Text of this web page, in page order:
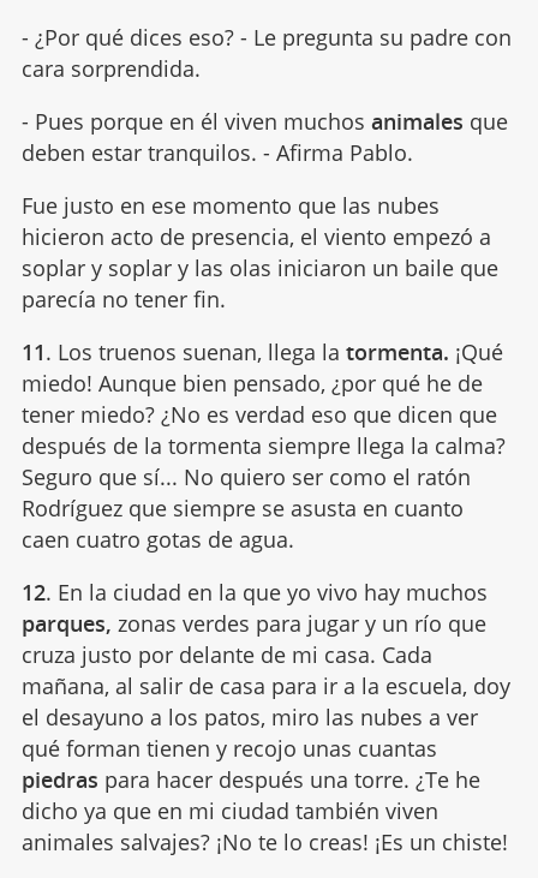
- ¿Por qué dices eso? - Le pregunta su padre con
cara sorprendida.
- Pues porque en él viven muchos animales que
deben estar tranquilos. - Afirma Pablo.
Fue justo en ese momento que las nubes
hicieron acto de presencia, el viento empezó a
soplar y soplar y las olas iniciaron un baile que
parecía no tener fin.
11. Los truenos suenan, llega la tormenta. ¡Qué
miedo! Aunque bien pensado, ¿por qué he de
tener miedo? ¿No es verdad eso que dicen que
después de la tormenta siempre llega la calma?
Seguro que sí... No quiero ser como el ratón
Rodríguez que siempre se asusta en cuanto
caen cuatro gotas de agua.
12. En la ciudad en la que yo vivo hay muchos
parques, zonas verdes para jugar y un río que
cruza justo por delante de mi casa. Cada
mañana, al salir de casa para ir a la escuela, doy
el desayuno a los patos, miro las nubes a ver
qué forman tienen y recojo unas cuantas
piedras para hacer después una torre. ¿Te he
dicho ya que en mi ciudad también viven
animales salvajes? ¡No te lo creas! ¡Es un chiste!